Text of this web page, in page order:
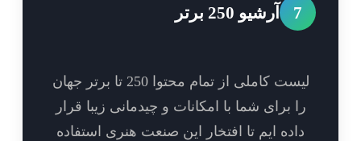
آرشیو 250 برتر
لیست کاملی از تمام محتوا 250 تا برتر جهان
برای شما با امکانات و چیدمانی زیبا قرار
ایم تا افتخار این صنعت هنری استفاده